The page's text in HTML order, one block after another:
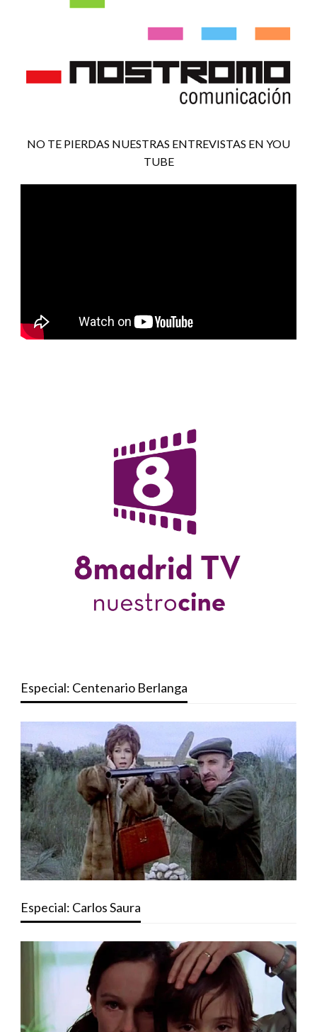
NO TE PIERDAS NUESTRAS ENTREVISTAS EN YOU
TUBE
Especial: Centenario Berlanga
Especial: Carlos Saura